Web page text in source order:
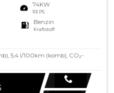
74KW
101 PS
Benzin
Kraftstoff
5,4 l/100km (komb), CO₂-